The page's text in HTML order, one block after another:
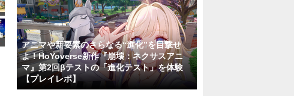
アニマや新要素のさらなる“進化”を目撃せ
よ！HoYoverse新作『崩壊：ネクサスアニ
マ』第2回βテストの「進化テスト」を体験
【プレイレポ】